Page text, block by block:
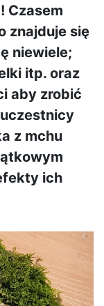
Czasem
znajduje się
niewiele;
itp. oraz
aby zrobić
z mchu
ich